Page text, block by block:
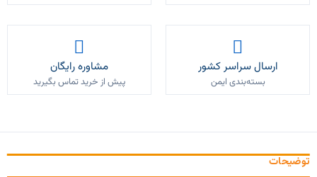
ارسال سراسر کشور
بسته‌بندی ایمن
مشاوره رایگان
پیش از خرید تماس بگیرید
توضیحات